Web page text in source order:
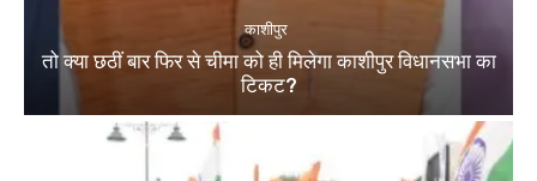
काशीपुर
तो क्या छठीं बार फिर से चीमा को ही मिलेगा काशीपुर विधानसभा का
टिकट?